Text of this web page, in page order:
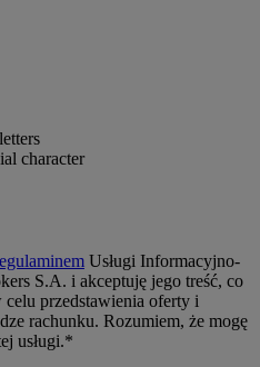
character
Usługi Informacyjno-
S.A. i akceptuję jego treść, co
przedstawienia oferty i
rachunku. Rozumiem, że mogę
usługi.*